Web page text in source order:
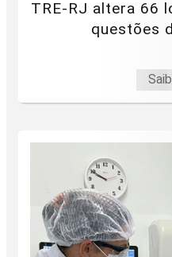
TRE-RJ altera 66
questões